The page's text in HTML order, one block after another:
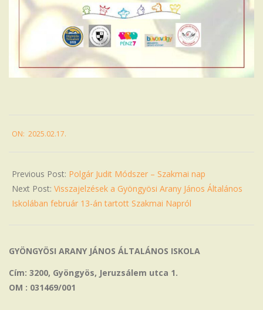
02-
ON: 2025.02.17.
Previous Post: Polgár Judit Módszer – Szakmai nap
Next Post: Visszajelzések a Gyöngyösi Arany János Általános
Iskolában február 13-án tartott Szakmai Napról
GYÖNGYÖSI ARANY JÁNOS ÁLTALÁNOS ISKOLA
Cím: 3200, Gyöngyös, Jeruzsálem utca 1.
OM : 031469/001